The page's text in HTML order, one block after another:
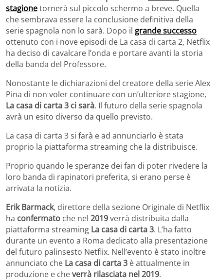
stagionetornerà sul piccolo schermo a breve. Quella
che sembrava essere la conclusione definitiva della
serie spagnola non lo sarà. Dopo il grande successo
ottenuto con i nove episodi de La casa di carta 2, Netflix
ha deciso di cavalcare l’onda e portare avanti la storia
della banda del Professore.
Nonostante le dichiarazioni del creatore della serie Alex
Pina di non voler continuare con un’ulteriore stagione,
La casa di carta 3 ci sarà. Il futuro della serie spagnola
avrà un esito diverso da quello previsto.
La casa di carta 3 si farà e ad annunciarlo è stata
proprio la piattaforma streaming che la distribuisce.
Proprio quando le speranze dei fan di poter rivedere la
loro banda di rapinatori preferita, si erano perse è
arrivata la notizia.
Erik Barmack, direttore della sezione Originale di Netflix
ha confermato che nel 2019verrà distribuita dalla
piattaforma streaming La casa di carta 3. L’ha fatto
durante un evento a Roma dedicato alla presentazione
del futuro palinsesto Netflix. Nell’evento è stato inoltre
annunciato che La casa di carta 3 è attualmente in
produzione e cheverrà rilasciata nel 2019.